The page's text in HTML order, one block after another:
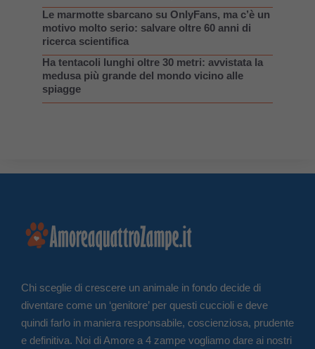
Le marmotte sbarcano su OnlyFans, ma c’è un
motivo molto serio: salvare oltre 60 anni di
ricerca scientifica
Ha tentacoli lunghi oltre 30 metri: avvistata la
medusa più grande del mondo vicino alle
spiagge
Chi sceglie di crescere un animale in fondo decide di
diventare come un ‘genitore’ per questi cuccioli e deve
quindi farlo in maniera responsabile, coscienziosa, prudente
e definitiva. Noi di Amore a 4 zampe vogliamo dare ai nostri